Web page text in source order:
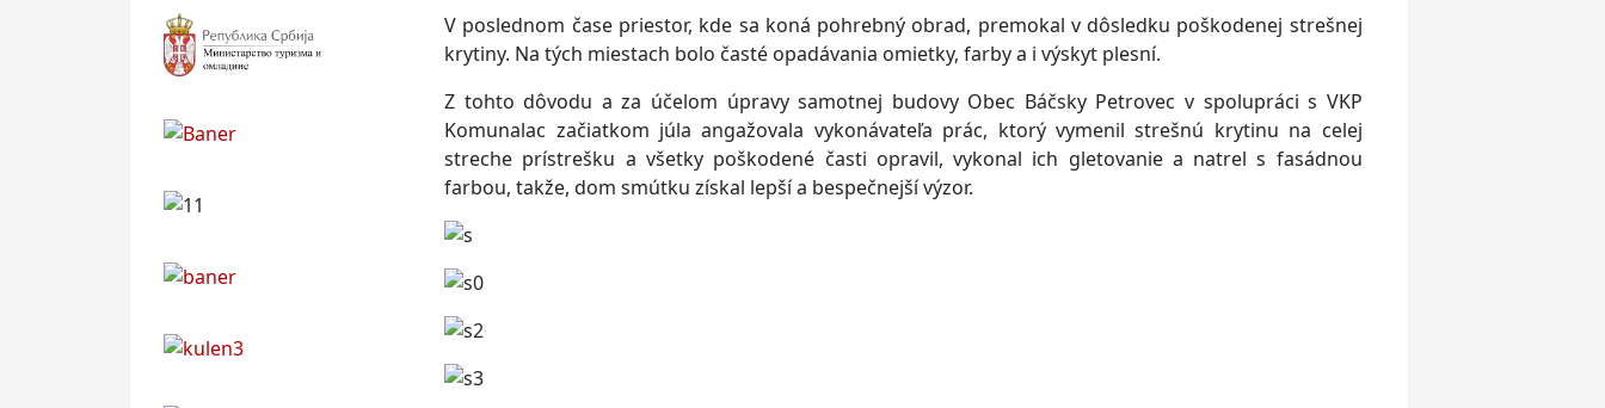
V poslednom čase priestor, kde sa koná pohrebný obrad, premokal v dôsledku poškodenej strešnej
krytiny. Na tých miestach bolo časté opadávania omietky, farby a i výskyt plesní.
Z tohto dôvodu a za účelom úpravy samotnej budovy Obec Báčsky Petrovec v spolupráci s VKP
Komunalac začiatkom júla angažovala vykonávateľa prác, ktorý vymenil strešnú krytinu na celej
streche prístrešku a všetky poškodené časti opravil, vykonal ich gletovanie a natrel s fasádnou
farbou, takže, dom smútku získal lepší a bespečnejší výzor.